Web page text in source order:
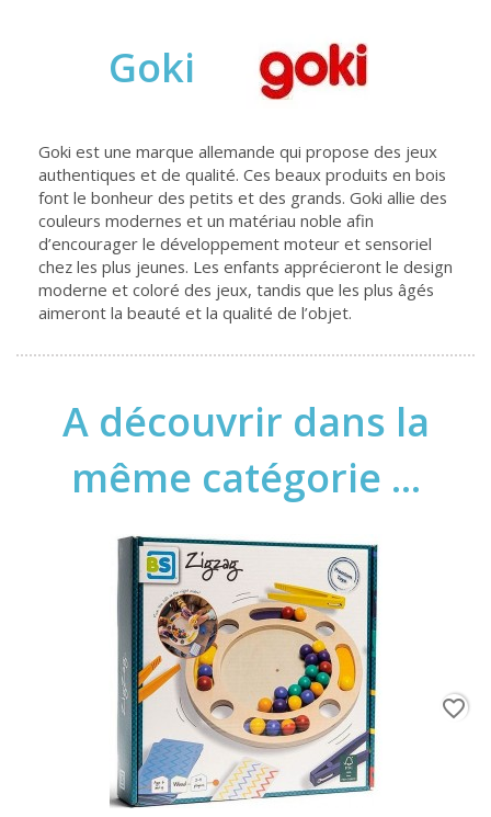
Goki
Goki est une marque allemande qui propose des jeux
authentiques et de qualité. Ces beaux produits en bois
font le bonheur des petits et des grands. Goki allie des
couleurs modernes et un matériau noble afin
d’encourager le développement moteur et sensoriel
chez les plus jeunes. Les enfants apprécieront le design
moderne et coloré des jeux, tandis que les plus âgés
aimeront la beauté et la qualité de l’objet.
A découvrir dans la
même catégorie ...
favorite_border